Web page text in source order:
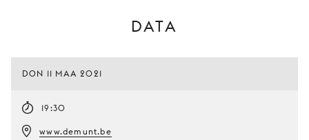
DATA
DON 11 MAA 2021
19:30
www.demunt.be